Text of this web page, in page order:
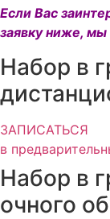
Если Вас
заявку ниже,
Набор в
ЗАПИСАТЬСЯ
в
Набор в
очного